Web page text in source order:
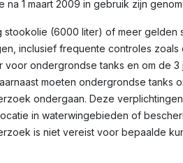
1 maart 2009 in gebruik zijn
stookolie (6000 liter) of meer gelden
inclusief frequente controles
voor ondergrondse tanks en om de 3
moeten ondergrondse tanks
ondergaan. Deze
in waterwingebieden of
is niet vereist voor bepaalde